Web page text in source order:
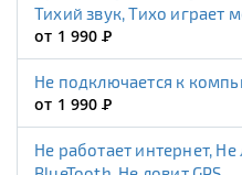
Тихий звук, Тихо играет
от 1 990Р
Не подключается к
от 1 990Р
Не работает интернет,